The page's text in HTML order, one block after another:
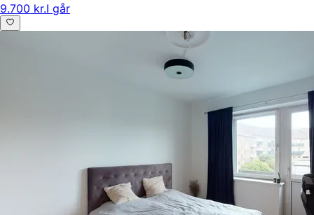
9.700 kr.I går